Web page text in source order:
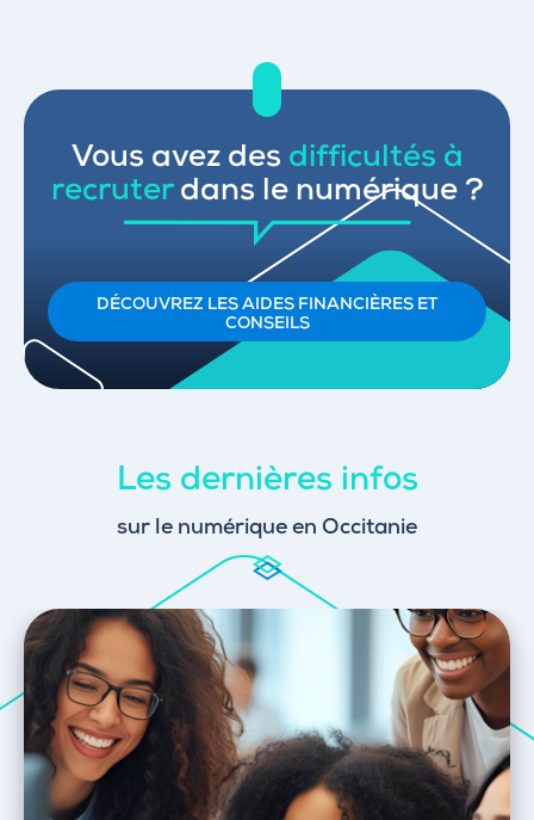
Vous avez des difficultés à
recruterdans le numérique ?
DÉCOUVREZ LES AIDES FINANCIÈRES ET
CONSEILS
Les dernières infos
sur le numérique en Occitanie